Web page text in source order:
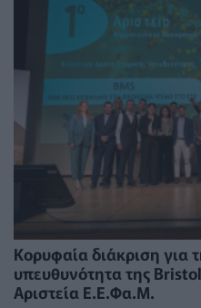
Κορυφαία διάκριση για
υπευθυνότητα της
Αριστεία Ε.Ε.Φα.Μ.